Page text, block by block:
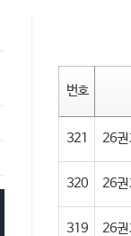
번호
321 26권
320 26권
319 26권